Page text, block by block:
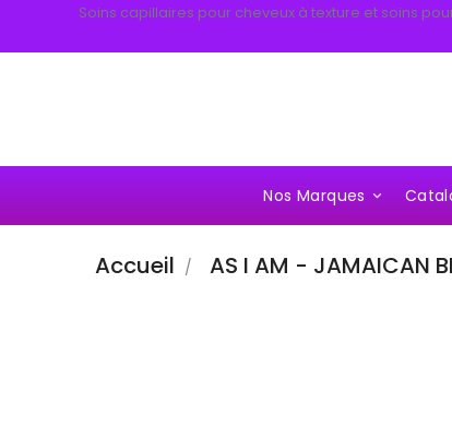
Soins capillaires pour cheveux à texture et soins

Nos Marques
Accueil AS I AM - JAMAICAN